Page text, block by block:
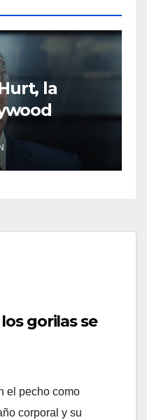
la
gorilas se
el pecho como
corporal y su